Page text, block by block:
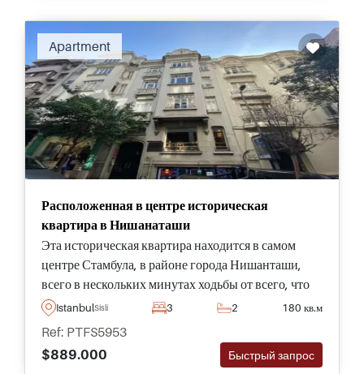
Apartment
Расположенная в центре историческая
квартира в Нишанаташи
Эта историческая квартира находится в самом
центре Стамбула, в районе города Нишанташи,
всего в нескольких минутах ходьбы от всего, что
необходимо ежедневно - это один из наших
рекомендуется для просмотра.
IstanbulSisli 3 2 180 кв.м
Ref: PTFS5953
$889.000
Быстрый запрос